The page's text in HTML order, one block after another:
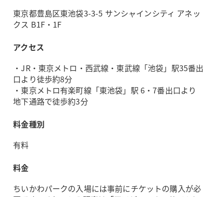
東京都豊島区東池袋3-3-5 サンシャインシティ アネッ
クス B1F・1F
アクセス
・JR・東京メトロ・西武線・東武線「池袋」駅35番出
口より徒歩約8分
・東京メトロ有楽町線「東池袋」駅 6・7番出口より
地下通路で徒歩約3分
料金種別
有料
料金
ちいかわパークの入場には事前にチケットの購入が必